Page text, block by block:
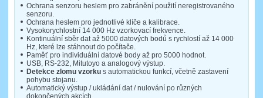
Ochrana senzoru heslem pro zabránění použití neregistrovaného
senzoru.
Ochrana heslem pro jednotlivé klíče a kalibrace.
Vysokorychlostní 14 000 Hz vzorkovací frekvence.
Kontinuální sběr dat až 5000 datových bodů s rychlostí až 14 000
Hz, které lze stáhnout do počítače.
Paměť pro individuální datové body až pro 5000 hodnot.
USB, RS-232, Mitutoyo a analogový výstup.
Detekce zlomu vzorku s automatickou funkcí, včetně zastavení
pohybu stojanu.
Automatický výstup / ukládání dat / nulování po různých
dokončených akcích.